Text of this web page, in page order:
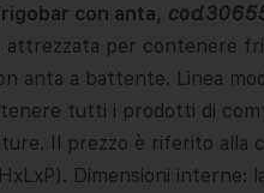
con anta,
attrezzata per contenere
anta a battente. Linea
tutti i prodotti di
Il prezzo è riferito
Dimensioni